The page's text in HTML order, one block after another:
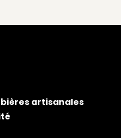
artisanales